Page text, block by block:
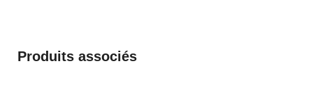
Produits associés